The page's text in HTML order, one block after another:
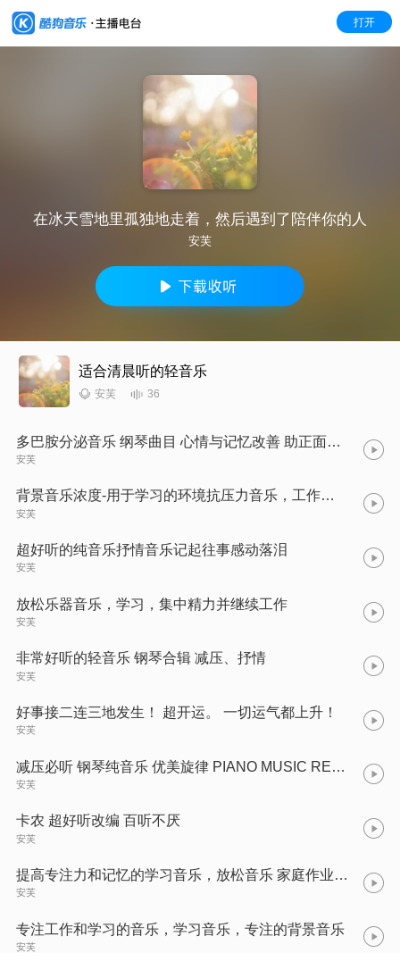
打开
在冰天雪地里孤独地走着，然后遇到了陪伴你的人
安芙
适合清晨听的轻音乐
安芙 36
多巴胺分泌音乐 纲琴曲目 心情与记忆改善 助正面能量释放
安芙
背景音乐浓度-用于学习的环境抗压力音乐，工作室音乐
安芙
超好听的纯音乐抒情音乐记起往事感动落泪
安芙
放松乐器音乐，学习，集中精力并继续工作
安芙
非常好听的轻音乐 钢琴合辑 减压、抒情
安芙
好事接二连三地发生！ 超开运。 一切运气都上升！
安芙
减压必听 钢琴纯音乐 优美旋律 PIANO MUSIC RELAXING MUSIC
安芙
卡农 超好听改编 百听不厌
安芙
提高专注力和记忆的学习音乐，放松音乐 家庭作业，柔和音乐
安芙
专注工作和学习的音乐，学习音乐，专注的背景音乐
安芙